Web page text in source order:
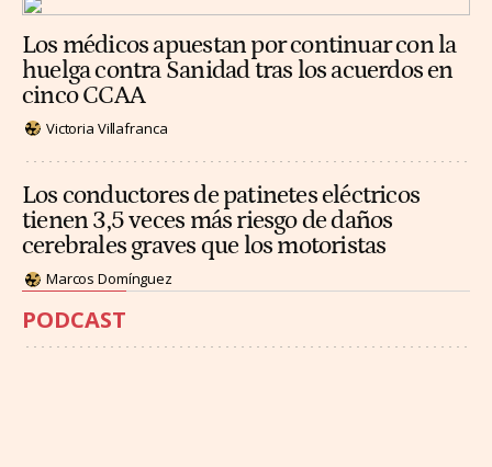
Los médicos apuestan por continuar con la
huelga contra Sanidad tras los acuerdos en
cinco CCAA
Victoria Villafranca
Los conductores de patinetes eléctricos
tienen 3,5 veces más riesgo de daños
cerebrales graves que los motoristas
Marcos Domínguez
PODCAST